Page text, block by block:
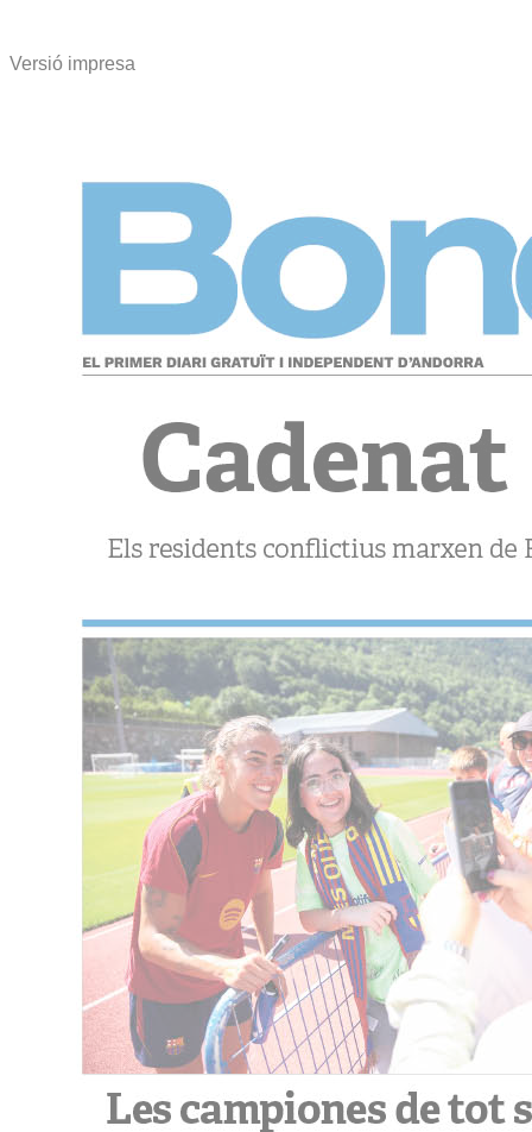
Versió impresa